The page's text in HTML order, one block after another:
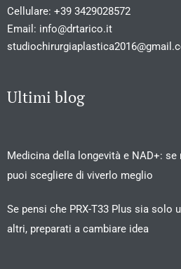
Cellulare: +39 3429028572
Email: info@drtarico.it
Ultimi blog
Medicina della longevità e NAD+:
puoi scegliere di viverlo meglio
Se pensi che PRX-T33 Plus sia solo
altri, preparati a cambiare idea